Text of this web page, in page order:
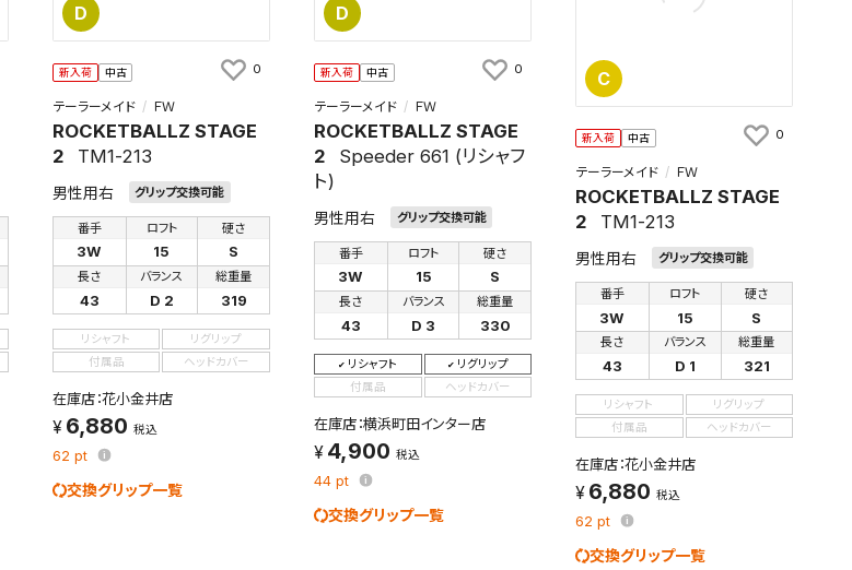
D
新入荷 中古
テーラーメイド ＦＷ
ROCKETBALLZ STAGE
2
TM1-213
男性用右 グリップ交換可能
番手
3W
ロフト
15
硬さ
S
長さ
43
バランス
D 2
総重量
319
リシャフト
リグリップ
付属品
ヘッドカバー
在庫店：花小金井店
6,880 税込
62 pt
交換グリップ一覧
0
D
新入荷 中古
テーラーメイド ＦＷ
ROCKETBALLZ STAGE
2
Speeder 661 (リシャフ
ト)
男性用右 グリップ交換可能
番手
3W
ロフト
15
硬さ
S
長さ
43
バランス
D 3
総重量
330
リシャフト
リグリップ
付属品
ヘッドカバー
在庫店：横浜町田インター店
4,900 税込
44 pt
交換グリップ一覧
0 C
新入荷 中古
テーラーメイド ＦＷ
ROCKETBALLZ STAGE
2
TM1-213
男性用右 グリップ交換可能
番手
3W
ロフト
15
硬さ
S
長さ
43
バランス
D 1
総重量
321
リシャフト
リグリップ
付属品
ヘッドカバー
在庫店：花小金井店
6,880 税込
62pt
交換グリップ一覧
0